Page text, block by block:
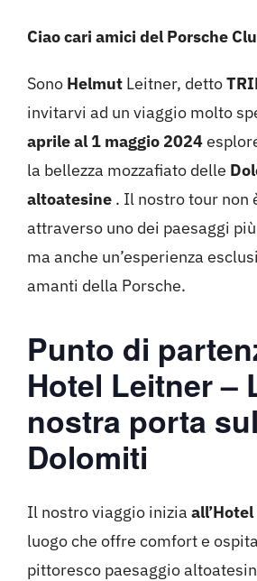
Ciao cari amici del Porsche
Sono Helmut Leitner, detto
invitarvi ad un viaggio molto
aprile al 1 maggio 2024
la bellezza mozzafiato delle
altoatesine . Il nostro tour non
attraverso uno dei paesaggi
ma anche un’esperienza
amanti della Porsche.
Punto di
Hotel Leitner –
nostra porta
Dolomiti
Il nostro viaggio inizia
luogo che offre comfort e
pittoresco paesaggio